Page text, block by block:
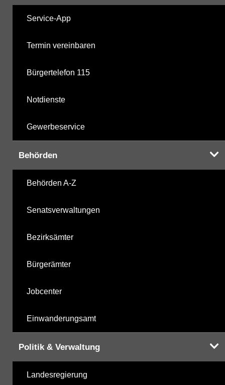
Service-App
Termin vereinbaren
Bürgertelefon 115
Notdienste
Gewerbeservice
Behörden
Behörden A-Z
Senatsverwaltungen
Bezirksämter
Bürgerämter
Jobcenter
Einwanderungsamt
Politik & Verwaltung
Landesregierung